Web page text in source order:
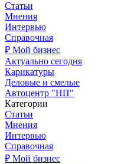
Статьи
Мнения
Интервью
Справочная
₽ Мой бизнес
Актуально сегодня
Карикатуры
Деловые и смелые
Автоцентр "НП"
Категории
Статьи
Мнения
Интервью
Справочная
₽ Мой бизнес